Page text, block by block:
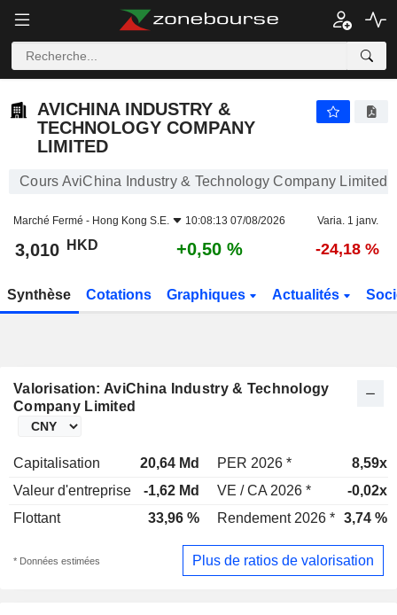
AVICHINA INDUSTRY &
TECHNOLOGY COMPANY
LIMITED
Cours AviChina Industry & Technology Company Limited
Marché Fermé - Hong Kong S.E. 10:08:13 07/08/2026 Varia. 1 janv.
3,010 HKD +0,50 % -24,18 %
Synthèse Cotations Graphiques Actualités
Valorisation: AviChina Industry & Technology
Company Limited
Capitalisation 20,64 Md PER 2026 *
8,59x
Valeur d'entreprise
-1,62 Md VE / CA 2026 *
-0,02x
Flottant
33,96 % Rendement 2026 * 3,74 %
* Données estimées Plus de ratios de valorisation